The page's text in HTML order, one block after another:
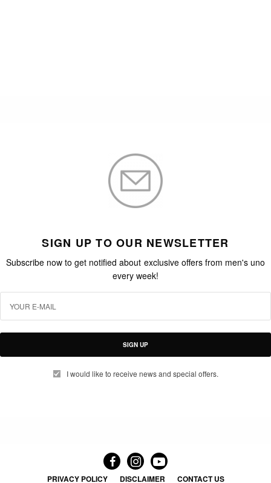
SIGN UP TO OUR NEWSLETTER
Subscribe now to get notified about exclusive offers from men's uno
every week!
SIGN UP
I would like to receive news and special offers.
PRIVACY POLICY DISCLAIMER CONTACT US